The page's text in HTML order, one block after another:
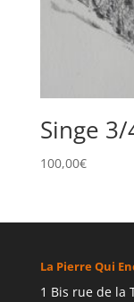
Singe 3/
100,00€
La Pierre Qui
1 Bis rue de la